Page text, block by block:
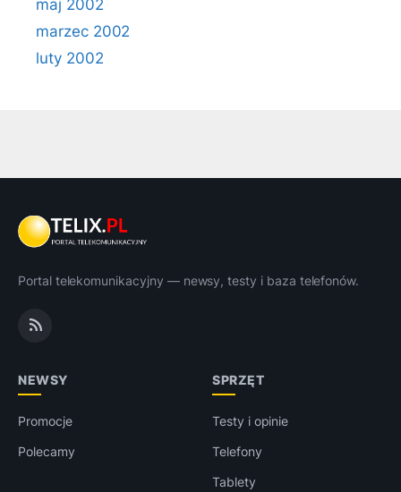
maj 2002
marzec 2002
luty 2002
Portal telekomunikacyjny — newsy, testy i baza telefonów.
NEWSY
Promocje
Polecamy
SPRZĘT
Testy i opinie
Telefony
Tablety